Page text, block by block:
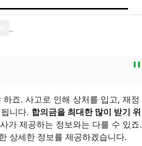
죠. 사고로 인해 상처를 입고, 재정
니다. 합의금을 최대한 많이 받기 위
가 제공하는 정보와는 다를 수 있죠.
상세한 정보를 제공하겠습니다.